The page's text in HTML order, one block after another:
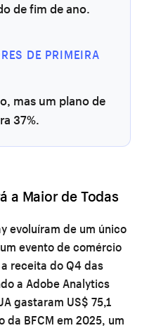
de fim de ano.
DE PRIMEIRA
mas um plano de
37%.
a Maior de Todas
evoluíram de um único
evento de comércio
receita do Q4 das
a Adobe Analytics
gastaram US$ 75,1
da BFCM em 2025, um